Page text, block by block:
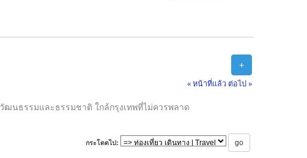
+
« หน้าที่แล้ว ต่อไป »
ฒนธรรมและธรรมชาติ ใกล้กรุงเทพที่ไม่ควรพลาด
กระโดดไป: